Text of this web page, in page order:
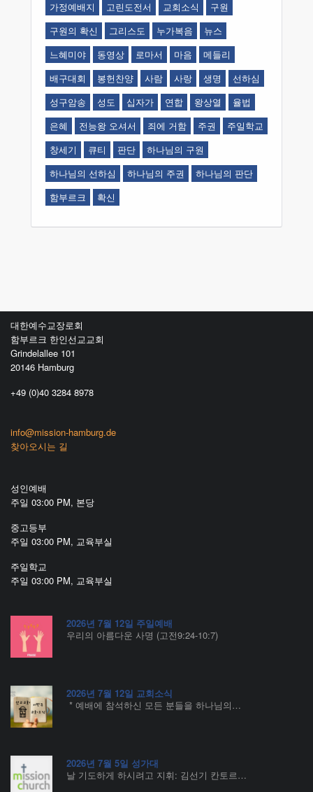
가정예배지
고린도전서 교회소식
구원
구원의 확신
그리스도 누가복음
뉴스
느혜미야
동영상 로마서 마음
메들리
배구대회
봉헌찬양 사람 사랑 생명
선하심
성구암송
성도 십자가 연합 왕상열
율법
은혜
전능왕 오셔서 죄에 거함 주권
주일학교
창세기
큐티 판단
하나님의 구원
하나님의 선하심
하나님의 주권
하나님의 판단
함부르크
확신
대한예수교장로회
함부르크 한인선교교회
Grindelallee 101
20146 Hamburg
+49 (0)40 3284 8978
info@mission-hamburg.de
찾아오시는 길
성인예배
주일 03:00 PM, 본당
중고등부
주일 03:00 PM, 교육부실
주일학교
주일 03:00 PM, 교육부실
2026년 7월 12일 주일예배
우리의 아름다운 사명 (고전9:24-10:7)
2026년 7월 12일 교회소식
* 예배에 참석하신 모든 분들을 하나님의…
2026년 7월 5일 성가대
날 기도하게 하시려고 지휘: 김선기 칸토르…